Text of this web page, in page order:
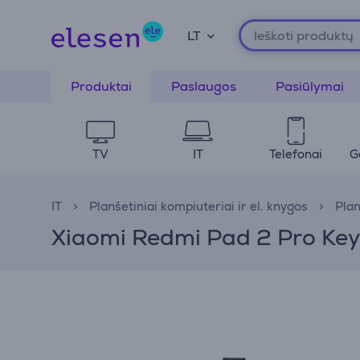
LT
Produktai Paslaugos Pasiūlymai
TV IT Telefonai
IT Planšetiniai kompiuteriai ir el. knygos
Xiaomi Redmi Pad 2 Pro